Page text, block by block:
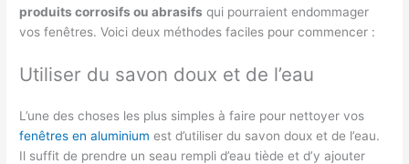
produits corrosifs ou abrasifs qui pourraient endommager
vos fenêtres. Voici deux méthodes faciles pour commencer :
Utiliser du savon doux et de l’eau
L’une des choses les plus simples à faire pour nettoyer vos
fenêtres en aluminium est d’utiliser du savon doux et de l’eau.
Il suffit de prendre un seau rempli d’eau tiède et d’y ajouter